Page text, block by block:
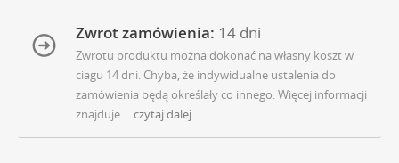
Zwrot zamówienia: 14 dni
Zwrotu produktu można dokonać na własny koszt w
ciagu 14 dni. Chyba, że indywidualne ustalenia do
zamówienia będą określały co innego. Więcej informacji
znajduje ... czytaj dalej